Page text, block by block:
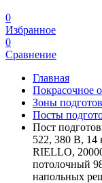
0
Избранное
0
Сравнение
Главная
Покрасочное
Зоны
Посты
Пост
522, 380 В, 14
RIELLO,
потолочный
напольных